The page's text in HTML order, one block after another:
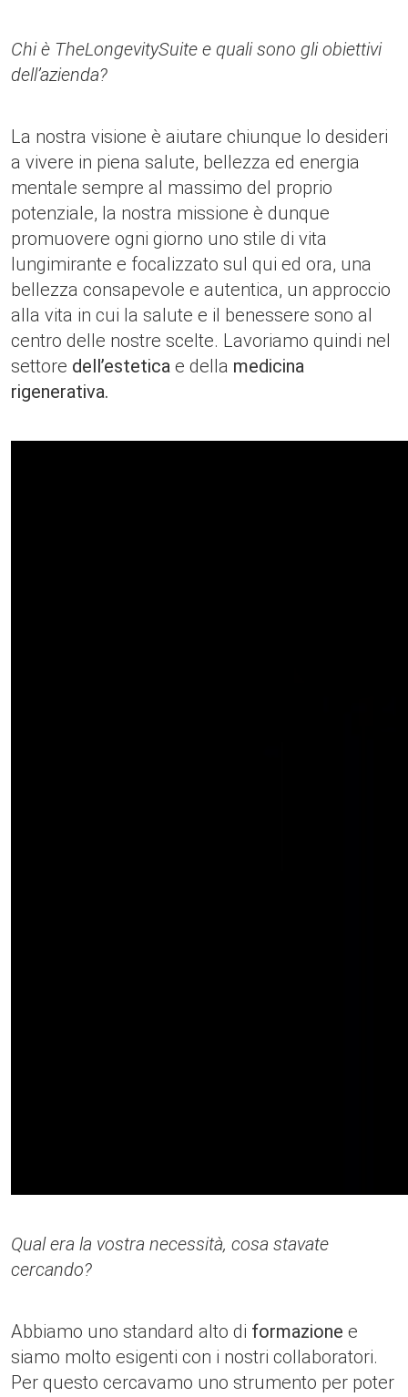
Chi è TheLongevitySuite e quali sono gli obiettivi
dell’azienda?
La nostra visione è aiutare chiunque lo desideri
a vivere in piena salute, bellezza ed energia
mentale sempre al massimo del proprio
potenziale, la nostra missione è dunque
promuovere ogni giorno uno stile di vita
lungimirante e focalizzato sul qui ed ora, una
bellezza consapevole e autentica, un approccio
alla vita in cui la salute e il benessere sono al
centro delle nostre scelte. Lavoriamo quindi nel
settore dell’estetica e della medicina
rigenerativa.
Qual era la vostra necessità, cosa stavate
cercando?
Abbiamo uno standard alto di formazione e
siamo molto esigenti con i nostri collaboratori.
Per questo cercavamo uno strumento per poter